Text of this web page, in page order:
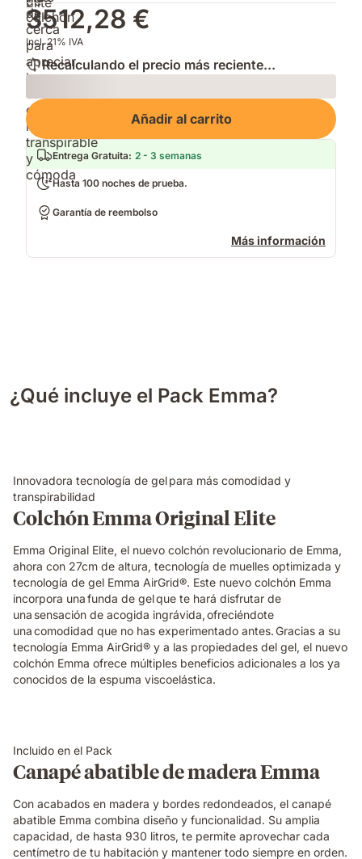
3512,28 €
Incl. 21% IVA
Recalculando el precio más reciente...
Loading
Añadir al carrito
Entrega Gratuita: 2 - 3 semanas
Hasta 100 noches de prueba.
Garantía de reembolso
Más información
¿Qué incluye el Pack Emma?
Innovadora tecnología de gel para más comodidad y
transpirabilidad
Colchón Emma Original Elite
Emma Original Elite, el nuevo colchón revolucionario de Emma,
ahora con 27cm de altura, tecnología de muelles optimizada y
tecnología de gel Emma AirGrid®. Este nuevo colchón Emma
incorpora una funda de gel que te hará disfrutar de
una sensación de acogida ingrávida, ofreciéndote
una comodidad que no has experimentado antes. Gracias a su
tecnología Emma AirGrid® y a las propiedades del gel, el nuevo
colchón Emma ofrece múltiples beneficios adicionales a los ya
conocidos de la espuma viscoelástica.
Incluido en el Pack
Canapé abatible de madera Emma
Con acabados en madera y bordes redondeados, el canapé
abatible Emma combina diseño y funcionalidad. Su amplia
capacidad, de hasta 930 litros, te permite aprovechar cada
centímetro de tu habitación y mantener todo siempre en orden.